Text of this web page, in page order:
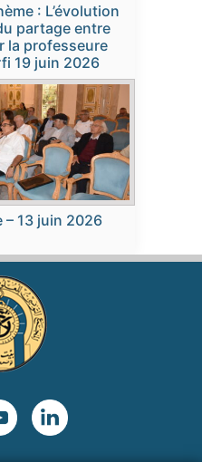
: L’évolution
partage entre
la professeure
19 juin 2026
– 13 juin 2026